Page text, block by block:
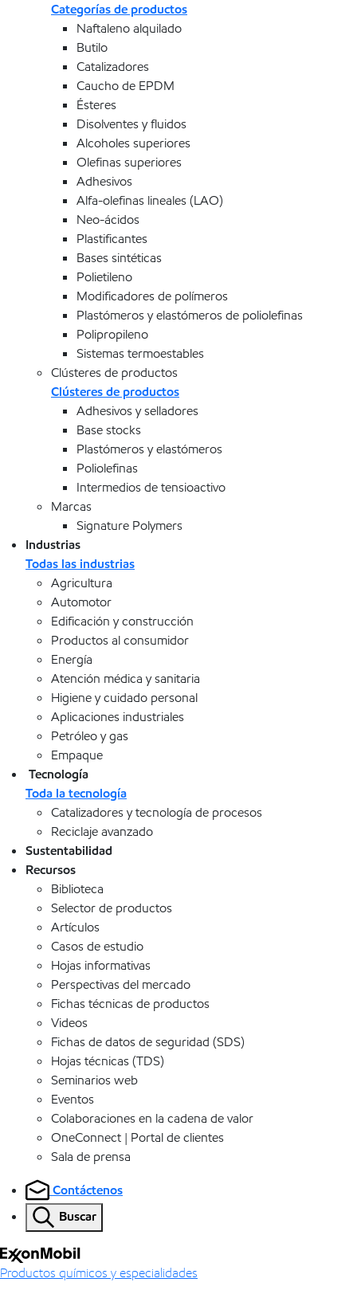
Categorías de productos
Naftaleno alquilado
Butilo
Catalizadores
Caucho de EPDM
Ésteres
Disolventes y fluidos
Alcoholes superiores
Olefinas superiores
Adhesivos
Alfa-olefinas lineales (LAO)
Neo-ácidos
Plastificantes
Bases sintéticas
Polietileno
Modificadores de polímeros
Plastómeros y elastómeros de poliolefinas
Polipropileno
Sistemas termoestables
Clústeres de productos
Clústeres de productos
Adhesivos y selladores
Base stocks
Plastómeros y elastómeros
Poliolefinas
Intermedios de tensioactivo
Marcas
Signature Polymers
Industrias
Todas las industrias
Agricultura
Automotor
Edificación y construcción
Productos al consumidor
Energía
Atención médica y sanitaria
Higiene y cuidado personal
Aplicaciones industriales
Petróleo y gas
Empaque
Tecnología
Toda la tecnología
Catalizadores y tecnología de procesos
Reciclaje avanzado
Sustentabilidad
Recursos
Biblioteca
Selector de productos
Artículos
Casos de estudio
Hojas informativas
Perspectivas del mercado
Fichas técnicas de productos
Videos
Fichas de datos de seguridad (SDS)
Hojas técnicas (TDS)
Seminarios web
Eventos
Colaboraciones en la cadena de valor
OneConnect | Portal de clientes
Sala de prensa
Contáctenos
Buscar
Productos químicos y especialidades